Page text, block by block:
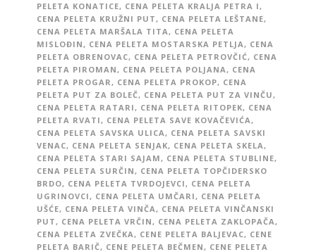
PELETA KONATICE, CENA PELETA KRALJA PETRA I,
CENA PELETA KRUŽNI PUT, CENA PELETA LEŠTANE,
CENA PELETA MARŠALA TITA, CENA PELETA
MISLOĐIN, CENA PELETA MOSTARSKA PETLJA, CENA
PELETA OBRENOVAC, CENA PELETA PETROVČIĆ, CENA
PELETA PIROMAN, CENA PELETA POLJANA, CENA
PELETA PROGAR, CENA PELETA PROKOP, CENA
PELETA PUT ZA BOLEČ, CENA PELETA PUT ZA VINČU,
CENA PELETA RATARI, CENA PELETA RITOPEK, CENA
PELETA RVATI, CENA PELETA SAVE KOVAČEVIĆA,
CENA PELETA SAVSKA ULICA, CENA PELETA SAVSKI
VENAC, CENA PELETA SENJAK, CENA PELETA SKELA,
CENA PELETA STARI SAJAM, CENA PELETA STUBLINE,
CENA PELETA SURČIN, CENA PELETA TOPČIDERSKO
BRDO, CENA PELETA TVRDOJEVCI, CENA PELETA
UGRINOVCI, CENA PELETA UMČARI, CENA PELETA
UŠĆE, CENA PELETA VINČA, CENA PELETA VINČANSKI
PUT, CENA PELETA VRČIN, CENA PELETA ZAKLOPAČA,
CENA PELETA ZVEČKA, CENE PELETA BALJEVAC, CENE
PELETA BARIČ, CENE PELETA BEČMEN, CENE PELETA